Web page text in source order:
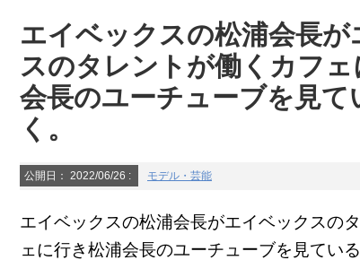
エイベックスの松浦会長が
スのタレントが働くカフ
会長のユーチューブを見て
く。
公開日： 2022/06/26 : モデル・芸能
エイベックスの松浦会長がエイベックスの
ェに行き松浦会長のユーチューブを見てい